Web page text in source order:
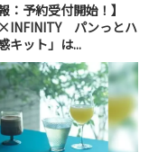
：予約受付開始！】
×INFINITY パンっとハ
キット」は...